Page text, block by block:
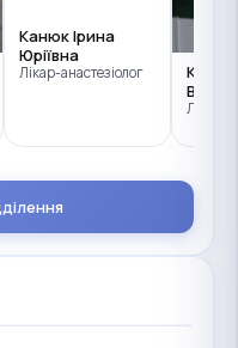
Канюк Ірина
Юріївна
Лікар-анастезіолог
Лікар-